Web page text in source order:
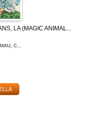
LA (MAGIC ANIMAL...
C...